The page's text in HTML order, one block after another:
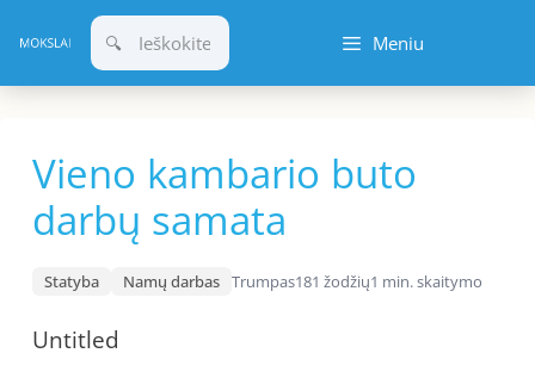
prie
turinio
Meniu
Vieno kambario buto
darbų samata
Statyba Namų darbas Trumpas181 žodžių1 min. skaitymo
Untitled